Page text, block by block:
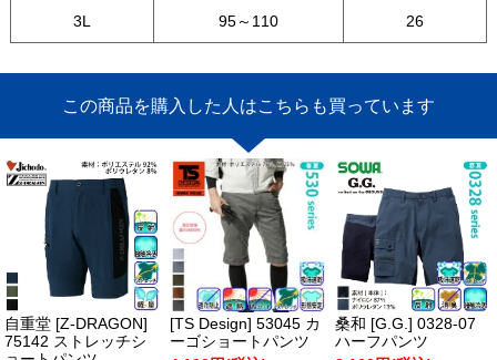
3L 95～110 26
この商品を購入した人はこちらも買っています
自重堂 [Z-DRAGON]
75142 ストレッチシ
[TS Design] 53045 カ
ーゴショートパンツ
桑和 [G.G.] 0328-07
ハーフパンツ